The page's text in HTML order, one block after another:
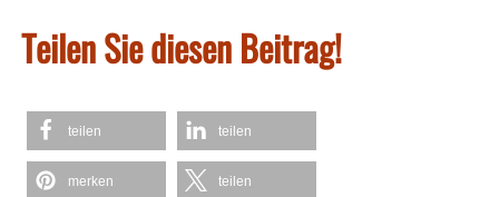
Teilen Sie diesen Beitrag!
teilen teilen
merken teilen